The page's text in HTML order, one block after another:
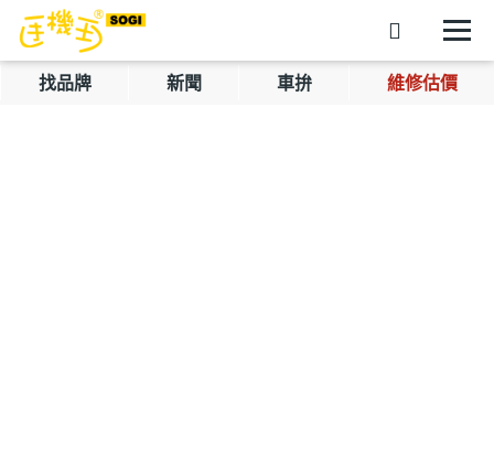
找品牌 新聞 車拚 維修估價